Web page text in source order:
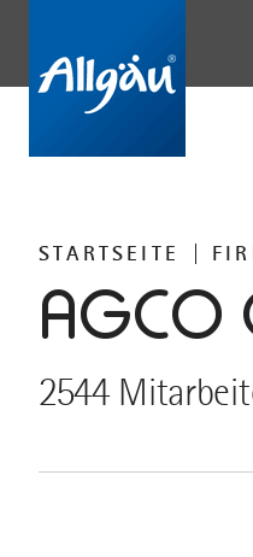
STARTSEITE
AGCO
2544